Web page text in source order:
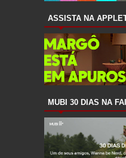
ASSISTA NA
MUBI 30 DIAS NA